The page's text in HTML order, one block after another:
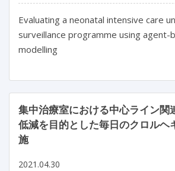
Evaluating a neonatal intensive care
surveillance programme using agent-
modelling
集中治療室における中心ライン関
低減を目的とした毎日のクロルヘ
施
2021.04.30